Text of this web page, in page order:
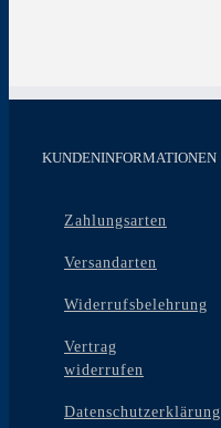
KUNDENINFORMATIONEN
Zahlungsarten
Versandarten
Widerrufsbelehrung
Vertrag
widerrufen
Datenschutzerklärung